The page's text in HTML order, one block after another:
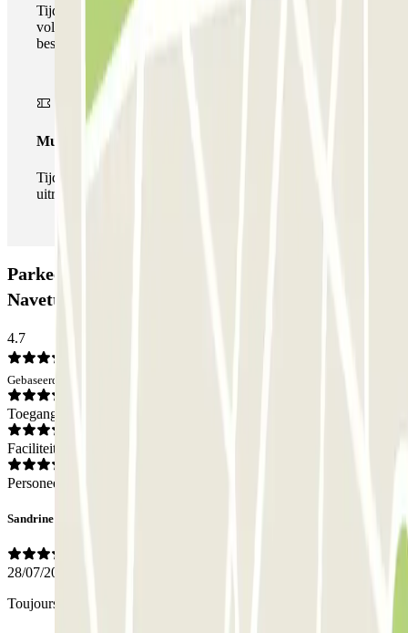
Tijdens uw verblijf kunt u gebruik maken van het
volledige netwerk van parkeergarages van deze operator,
beschikbaar bij Parclick.
Multipass
Tijdens je verblijf kun je de parkeerplaats zo vaak in- en
uitrijden als je wilt.
Parkeergarage Yellowpark Marseille - Service
Navette: Beoordelingen
4.7
Gebaseerd op 6 meningen
Toegang
Faciliteiten
Personeel
Sandrine
28/07/2026
Toujours parfait merci a tous